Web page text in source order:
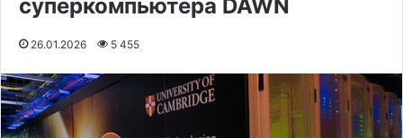
суперкомпьютера DAWN
26.01.2026 5 455